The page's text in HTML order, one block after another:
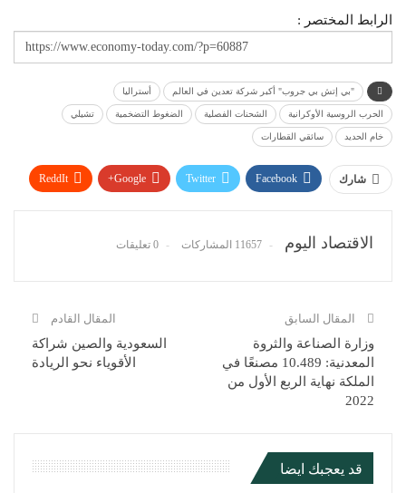
الرابط المختصر :
"بي إتش بي جروب" أكبر شركة تعدين في العالم أستراليا
الحرب الروسية الأوكرانية الشحنات الفصلية الضغوط التضخمية تشيلي
خام الحديد سائقي القطارات
شارك Facebook
Twitter
Google+
ReddIt
الاقتصاد اليوم 11657 المشاركات 0 تعليقات
المقال السابق
وزارة الصناعة والثروة
المعدنية: 10.489 مصنعًا في
الملكة نهاية الربع الأول من
2022
المقال القادم
السعودية والصين شراكة
الأقوياء نحو الريادة
قد يعجبك ايضا